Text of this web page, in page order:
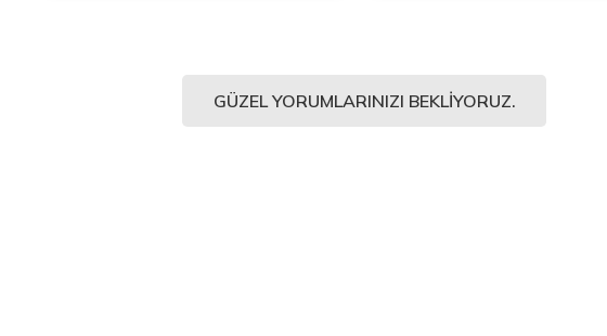
GÜZEL YORUMLARINIZI BEKLIYORUZ.